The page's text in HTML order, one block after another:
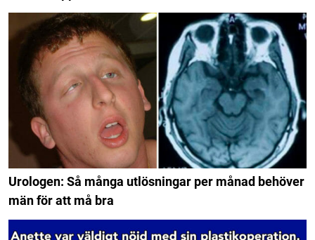
Urologen: Så många utlösningar per månad behöver
män för att må bra